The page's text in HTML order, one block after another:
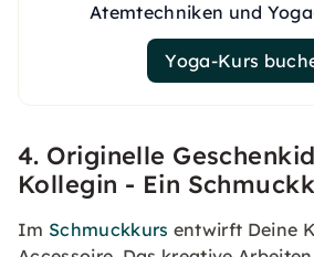
Atemtechniken und
Yoga-Kurs
4. Originelle
Kollegin - Ein
Im Schmuckkurs entwirft Deine